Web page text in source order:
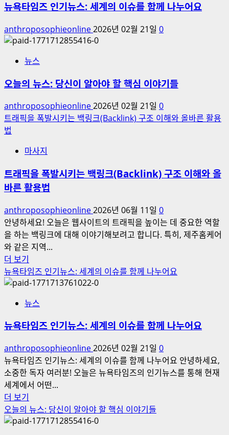
뉴욕타임즈 인기뉴스: 세계의 이슈를 함께 나누어요
anthroposophieonline2026년 02월 21일 0
뉴스
오늘의 뉴스: 당신이 알아야 할 핵심 이야기들
anthroposophieonline2026년 02월 21일 0
트래픽을 폭발시키는 백링크(Backlink) 구조 이해와 올바른 활용
법
마사지
트래픽을 폭발시키는 백링크(Backlink) 구조 이해와 올
바른 활용법
anthroposophieonline2026년 06월 11일 0
안녕하세요! 오늘은 웹사이트의 트래픽을 높이는 데 중요한 역할
을 하는 백링크에 대해 이야기해보려고 합니다. 특히, 제주홈케어
와 같은 지역...
더 보기
래
픽
폭
발
시
키
는
백
링
(Backlink)
구
뉴욕타임즈 인기뉴스: 세계의 이슈를 함께 나누어요
뉴스
뉴욕타임즈 인기뉴스: 세계의 이슈를 함께 나누어요
anthroposophieonline2026년 02월 21일 0
뉴욕타임즈 인기뉴스: 세계의 이슈를 함께 나누어요 안녕하세요,
소중한 독자 여러분! 오늘은 뉴욕타임즈의 인기뉴스를 통해 현재
세계에서 어떤...
더 보기
욕
타
오늘의 뉴스: 당신이 알아야 할 핵심 이야기들